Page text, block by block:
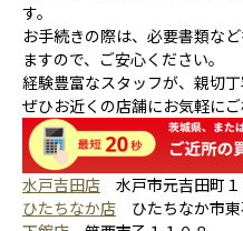
す。
お手続きの際は、必要書類な
ますので、ご安心ください。
経験豊富なスタッフが、親切
ぜひお近くの店舗にお気軽にご
水戸吉田店 水戸市元吉田町１
ひたちなか店 ひたちなか市東